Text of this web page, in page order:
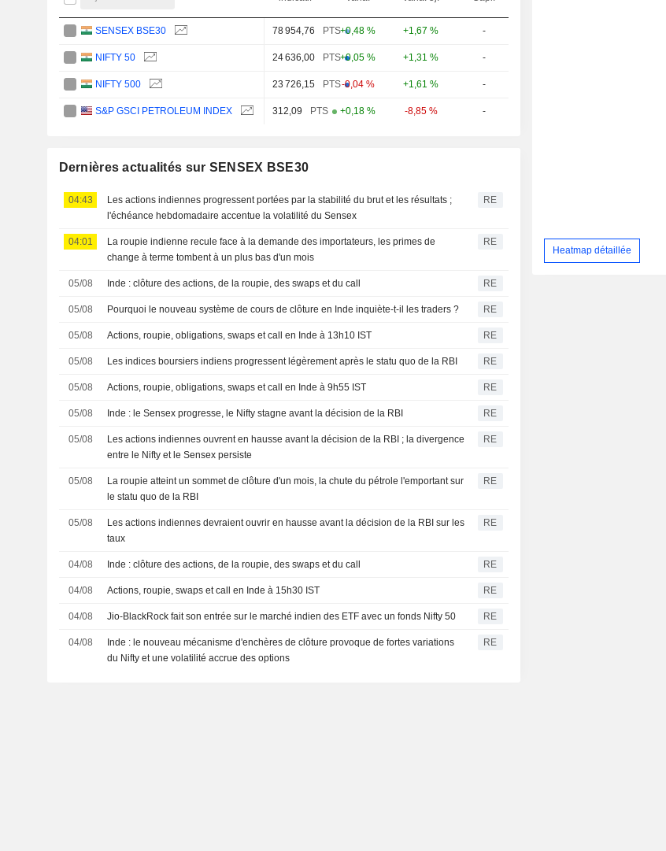
SENSEX BSE30 78 954,76 PTS+0,48 % +1,67 % -
NIFTY 50 24 636,00 PTS+0,05 % +1,31 % -
NIFTY 500 23 726,15 PTS-0,04 % +1,61 % -
S&P GSCI PETROLEUM INDEX 312,09 PTS +0,18 % -8,85 % -
Dernières actualités sur SENSEX BSE30
04:43
Les actions indiennes progressent portées par la stabilité du brut et les résultats ;
l'échéance hebdomadaire accentue la volatilité du Sensex
RE
04:01
La roupie indienne recule face à la demande des importateurs, les primes de
change à terme tombent à un plus bas d'un mois
RE
05/08 Inde : clôture des actions, de la roupie, des swaps et du call RE
05/08 Pourquoi le nouveau système de cours de clôture en Inde inquiète-t-il les traders ? RE
05/08 Actions, roupie, obligations, swaps et call en Inde à 13h10 IST RE
05/08 Les indices boursiers indiens progressent légèrement après le statu quo de la RBI RE
05/08 Actions, roupie, obligations, swaps et call en Inde à 9h55 IST RE
05/08 Inde : le Sensex progresse, le Nifty stagne avant la décision de la RBI RE
05/08
Les actions indiennes ouvrent en hausse avant la décision de la RBI ; la divergence
entre le Nifty et le Sensex persiste
RE
05/08
La roupie atteint un sommet de clôture d'un mois, la chute du pétrole l'emportant sur
le statu quo de la RBI
RE
05/08
Les actions indiennes devraient ouvrir en hausse avant la décision de la RBI sur les
taux
RE
04/08 Inde : clôture des actions, de la roupie, des swaps et du call RE
04/08 Actions, roupie, swaps et call en Inde à 15h30 IST RE
04/08 Jio-BlackRock fait son entrée sur le marché indien des ETF avec un fonds Nifty 50 RE
04/08
Inde : le nouveau mécanisme d'enchères de clôture provoque de fortes variations
du Nifty et une volatilité accrue des options
RE
Heatmap détaillée